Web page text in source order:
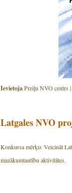
IevietojaPreiļu NVO centrs |
Latgales NVO
Konkursa mērķis Veicināt
mazākumtautību aktivitātes.